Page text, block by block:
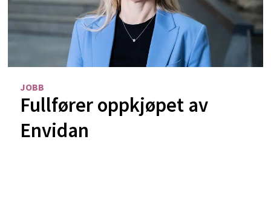
JOBB
Fullfører oppkjøpet av
Envidan